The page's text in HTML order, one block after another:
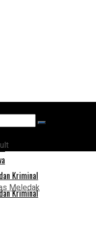
Kriminal
Kriminal
Meledak